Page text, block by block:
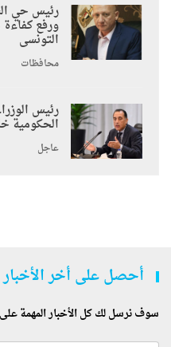
رئيس حي
ورفع
التونسى
محافظات
رئيس
الحكومية
عاجل
أحصل على أخر الأخبار
سوف نرسل لك كل الأخبار المهمة